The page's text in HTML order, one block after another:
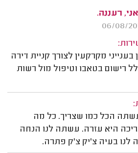
רעננה.
בענייני מקרקעין לצורך קניית דירה
רישום בטאבו וטיפול מול רשות
הכל כמו שצריך. כל מה
היא עזרה. עשתה לנו הנחה
לנו בעיה צ'יק צ'ק פתרה.